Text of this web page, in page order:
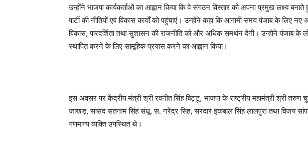
उन्होंने भाजपा कार्यकर्ताओं का आह्वान किया कि वे संगठन विस्तार को अपना प्रमुख लक्ष्य
पार्टी की नीतियों एवं विकास कार्यों को पहुंचाएं। उन्होंने कहा कि आगामी समय पंजाब के
विकास, पारदर्शिता तथा सुशासन की राजनीति को और अधिक समर्थन देगी। उन्होंने पंजाब के
स्थापित करने के लिए सामूहिक प्रयास करने का आह्वान किया।
इस अवसर पर केंद्रीय मंत्री श्री रवनीत सिंह बिट्टू, भाजपा के राष्ट्रीय महामंत्री श्री तरुण
जाखड़, सांसद सतनाम सिंह संधू, स. नरेंद्र सिंह, सरदार इकबाल सिंह लालपुरा तथा विजय
गणमान्य व्यक्ति उपस्थित थे।